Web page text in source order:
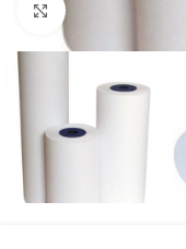
Mareste